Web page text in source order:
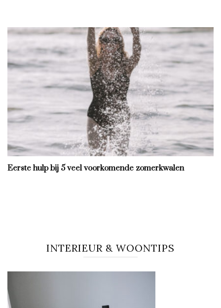
Eerste hulp bij 5 veel voorkomende zomerkwalen
INTERIEUR & WOONTIPS